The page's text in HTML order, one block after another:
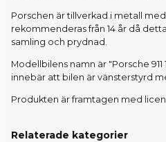
Porschen är tillverkad i metall
rekommenderas från 14 år då
samling och prydnad.
Modellbilens namn är "Porsche
innebär att bilen är vänsterstyrd
Produkten är framtagen med
Relaterade kategorier